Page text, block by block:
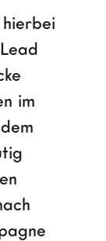
im